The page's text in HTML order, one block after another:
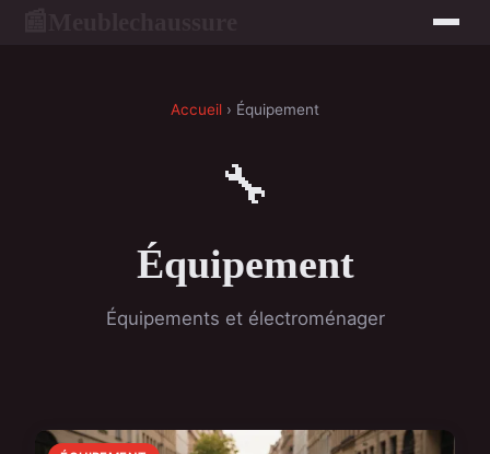
Accueil › Équipement
🔧
Équipement
Équipements et électroménager